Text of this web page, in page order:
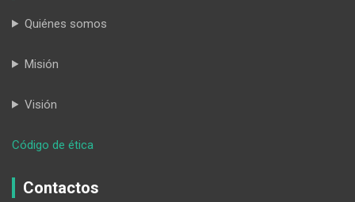
Quiénes somos
Misión
Visión
Código de ética
Loja,
Contactos